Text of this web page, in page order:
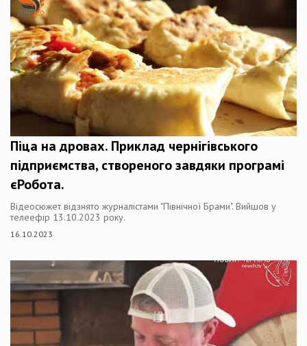
Піца на дровах. Приклад чернігівського
підприємства, створеного завдяки програмі
єРобота.
Відеосюжет відзнято журналістами "Північної Брами". Вийшов у
телеефір 13.10.2023 року.
16.10.2023